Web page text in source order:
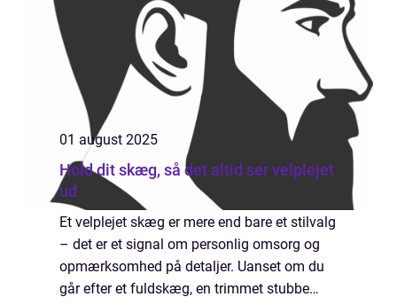
01 august 2025
Hold dit skæg, så det altid ser velplejet
ud
Et velplejet skæg er mere end bare et stilvalg
– det er et signal om personlig omsorg og
opmærksomhed på detaljer. Uanset om du
går efter et fuldskæg, en trimmet stubbe